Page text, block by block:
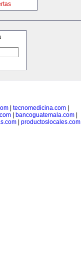
| tecnomedicina.com|
bancoguatemala.com
productoslocales.com